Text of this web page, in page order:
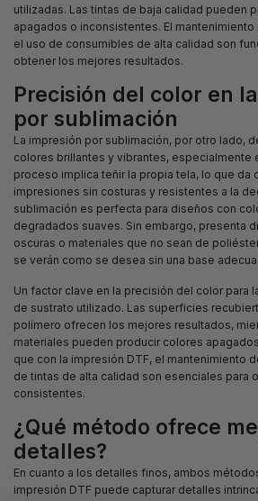
utilizadas. Las tintas de baja calidad pueden
apagados o inconsistentes. El
el uso de consumibles de alta calidad son
obtener los mejores resultados.
Precisión del color en
por sublimación
La impresión por sublimación, por otro lado,
colores brillantes y vibrantes, especialmente
proceso implica teñir la propia tela, lo que da
impresiones sin costuras y resistentes a la
sublimación es perfecta para diseños con
degradados suaves. Sin embargo, presenta
oscuras o materiales que no sean de
se verán como se desea sin una base
Un factor clave en la precisión del color para
de sustrato utilizado. Las superficies
polímero ofrecen los mejores resultados,
materiales pueden producir colores
que con la impresión DTF, el mantenimiento
de tintas de alta calidad son esenciales para
consistentes.
¿Qué método ofrece
detalles?
En cuanto a los detalles finos, ambos
impresión DTF puede capturar detalles